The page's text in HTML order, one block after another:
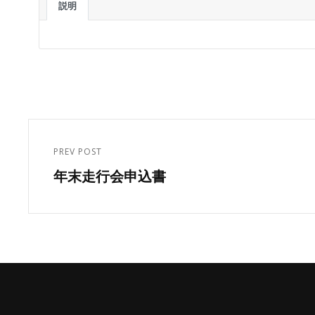
説明
シ
Previous
PREV POST
年末走行会申込書